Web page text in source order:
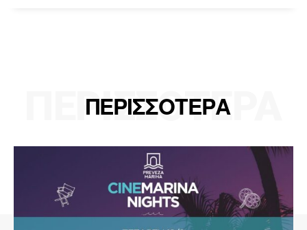
ΠΕΡΙΣΣΟΤΕΡΑ
ΠΕΡΙΣΣΟΤΕΡΑ